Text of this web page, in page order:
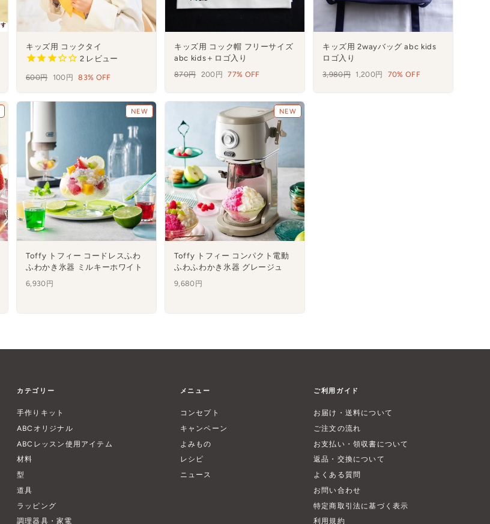
キッズ用 コックタイ
2レビュー
通
価
600円
セ
ル
100円 83% OFF
キッズ用 コック帽 フリーサイズ
abc kids＋ロゴ入り
通
870円 セ
200円 77% OFF
キッズ用 2wayバッグ abc kids
ロゴ入り
通
3,980円
セ
1,200円 70% OFF
NEW
Toffy トフィー コードレスふわ
ふわかき氷器 ミルキーホワイト
6,930円
NEW
Toffy トフィー コンパクト電動
ふわふわかき氷器 グレージュ
9,680円
カテゴリー
手作りキット
ABCオリジナル
ABCレッスン使用アイテム
材料
型
道具
ラッピング
調理器具・家電
メニュー
コンセプト
キャンペーン
よみもの
レシピ
ニュース
ご利用ガイド
お届け・送料について
ご注文の流れ
お支払い・領収書について
返品・交換について
よくある質問
お問い合わせ
特定商取引法に基づく表示
利用規約